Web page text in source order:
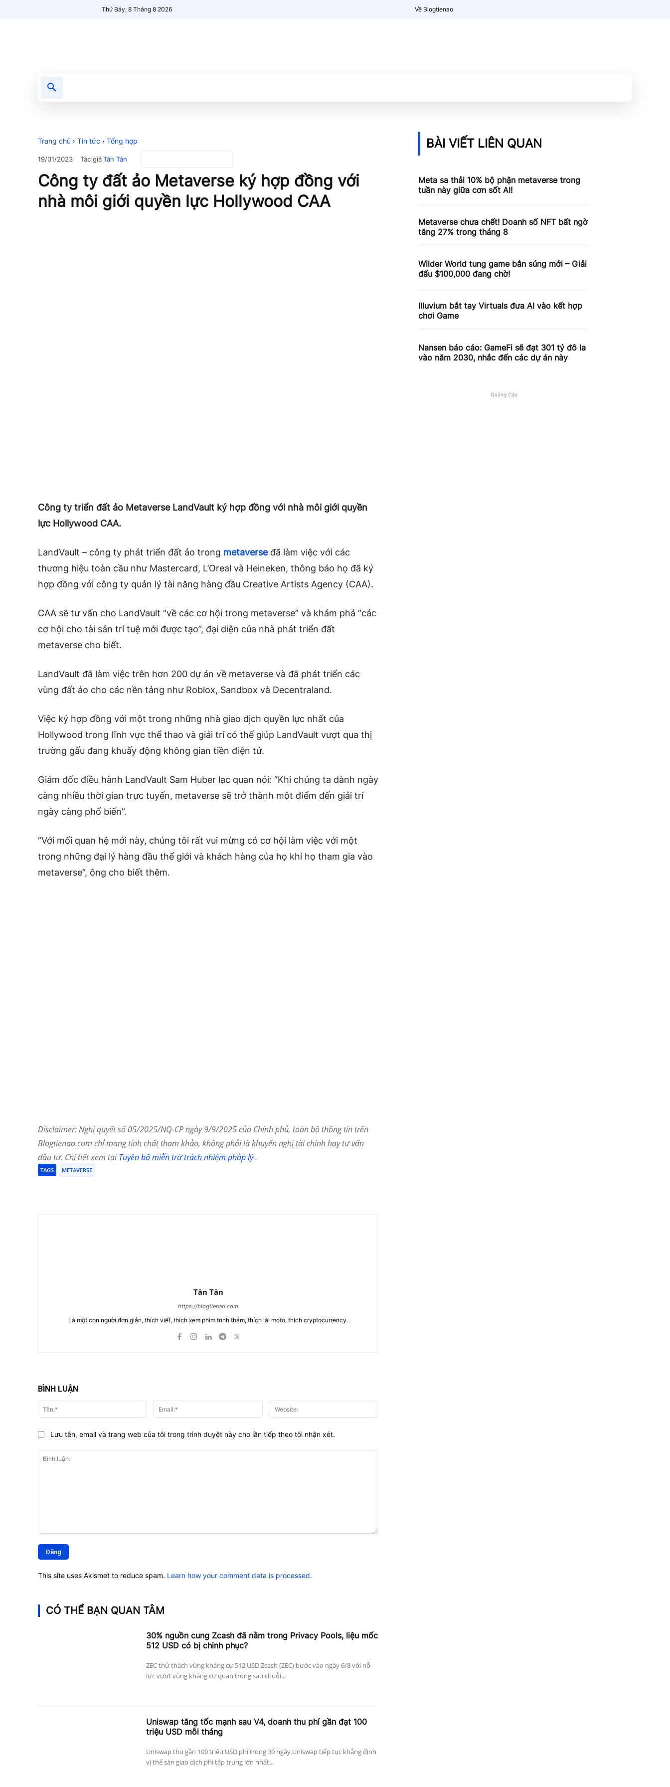
Thứ Bảy, 8 Tháng 8 2026 Về Blogtienao
Trang chủ Tin tức Tổng hợp
19/01/2023 Tác giảTân Tân
Công ty đất ảo Metaverse ký hợp đồng với
nhà môi giới quyền lực Hollywood CAA
Công ty triển đất ảo Metaverse LandVault ký hợp đồng với nhà môi giới quyền
lực Hollywood CAA.
LandVault – công ty phát triển đất ảo trong metaverse đã làm việc với các
thương hiệu toàn cầu như Mastercard, L’Oreal và Heineken, thông báo họ đã ký
hợp đồng với công ty quản lý tài năng hàng đầu Creative Artists Agency (CAA).
CAA sẽ tư vấn cho LandVault “về các cơ hội trong metaverse” và khám phá “các
cơ hội cho tài sản trí tuệ mới được tạo”, đại diện của nhà phát triển đất
metaverse cho biết.
LandVault đã làm việc trên hơn 200 dự án về metaverse và đã phát triển các
vùng đất ảo cho các nền tảng như Roblox, Sandbox và Decentraland.
Việc ký hợp đồng với một trong những nhà giao dịch quyền lực nhất của
Hollywood trong lĩnh vực thể thao và giải trí có thể giúp LandVault vượt qua thị
trường gấu đang khuấy động không gian tiền điện tử.
Giám đốc điều hành LandVault Sam Huber lạc quan nói: “Khi chúng ta dành ngày
càng nhiều thời gian trực tuyến, metaverse sẽ trở thành một điểm đến giải trí
ngày càng phổ biến”.
“Với mối quan hệ mới này, chúng tôi rất vui mừng có cơ hội làm việc với một
trong những đại lý hàng đầu thế giới và khách hàng của họ khi họ tham gia vào
metaverse”, ông cho biết thêm.
Disclaimer: Nghị quyết số 05/2025/NQ-CP ngày 9/9/2025 của Chính phủ, toàn bộ thông tin trên
Blogtienao.com chỉ mang tính chất tham khảo, không phải là khuyến nghị tài chính hay tư vấn
đầu tư. Chi tiết xem tạiTuyên bố miễn trừ trách nhiệm pháp lý.
TAGS METAVERSE
Tân Tân
https://blogtienao.com
Là một con người đơn giản, thích viết, thích xem phim trinh thám, thích lái moto, thích cryptocurrency.
BÌNH LUẬN
luận:
Tên:* Email:*
Lưu tên, email và trang web của tôi trong trình duyệt này cho lần tiếp theo tôi nhận xét.
This site uses Akismet to reduce spam. Learn how your comment data is processed.
CÓ THỂ BẠN QUAN TÂM
30% nguồn cung Zcash đã nằm trong Privacy Pools, liệu mốc
512 USD có bị chinh phục?
ZEC thử thách vùng kháng cự 512 USD Zcash (ZEC) bước vào ngày 6/8 với nỗ
lực vượt vùng kháng cự quan trọng sau chuỗi...
Uniswap tăng tốc mạnh sau V4, doanh thu phí gần đạt 100
triệu USD mỗi tháng
Uniswap thu gần 100 triệu USD phí trong 30 ngày Uniswap tiếp tục khẳng định
vị thế sàn giao dịch phi tập trung lớn nhất...
BÀI VIẾT LIÊN QUAN
Meta sa thải 10% bộ phận metaverse trong
tuần này giữa cơn sốt AI!
Metaverse chưa chết! Doanh số NFT bất ngờ
tăng 27% trong tháng 8
Wilder World tung game bắn súng mới – Giải
đấu $100,000 đang chờ!
Illuvium bắt tay Virtuals đưa AI vào kết hợp
chơi Game
Nansen báo cáo: GameFi sẽ đạt 301 tỷ đô la
vào năm 2030, nhắc đến các dự án này
Quảng Cáo